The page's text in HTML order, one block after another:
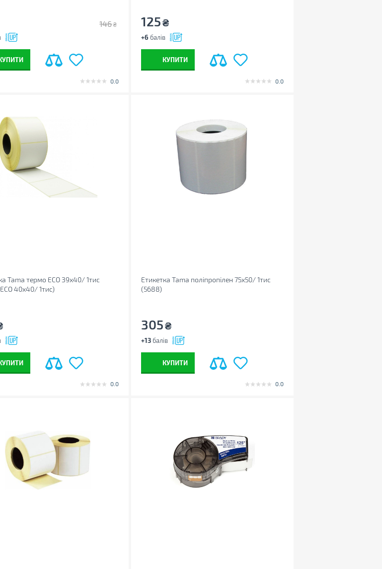
146 ₴
0.0
125₴
+6 балів
КУПИТИ
0.0
Tama термо ECO 39x40/ 1тис
40x40/ 1тис)
0.0
Етикетка Tama поліпропілен 75x50/ 1тис
(5688)
305₴
+13 балів
КУПИТИ
0.0